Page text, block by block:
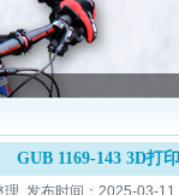
GUB 1169-143 3D打
发布时间：2025-03-11